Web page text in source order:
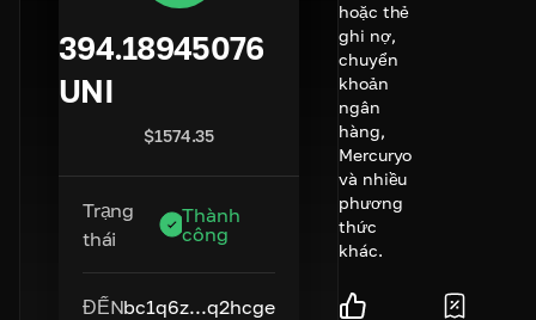
394.18945076
UNI
$1574.35
Trạng
thái
Thành
công
ĐẾNbc1q6z...q2hcge
hoặc thẻ
ghi nợ,
chuyển
khoản
ngân
hàng,
Mercuryo
và nhiều
phương
thức
khác.